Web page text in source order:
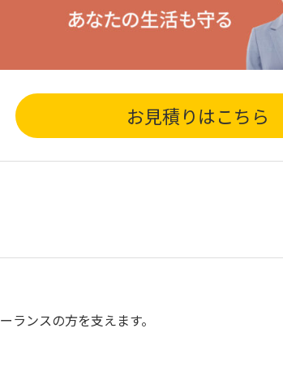
お見積りはこちら
ンスの方を支えます。